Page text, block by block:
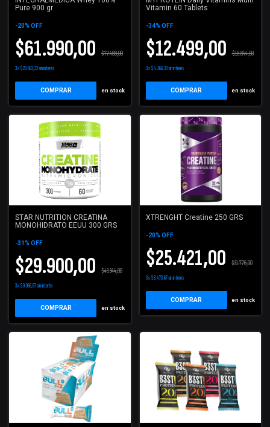
Pure 900 gr
-20% OFF
$61.990,00 $77.488,00
3x$20.663,33sin interés
COMPRAR en stock
Vitamin 60 Tablets
-34% OFF
$12.499,00 $18.844,00
3x$4.166,33sin interés
COMPRAR en stock
STAR NUTRITION CREATINA
MONOHIDRATO EEUU 300 GRS
-31% OFF
$29.900,00 $43.344,00
3x$9.966,67sin interés
COMPRAR en stock
XTRENGHT Creatine 250 GRS
-20% OFF
$25.421,00 $31.776,00
3x$8.473,67sin interés
en stock